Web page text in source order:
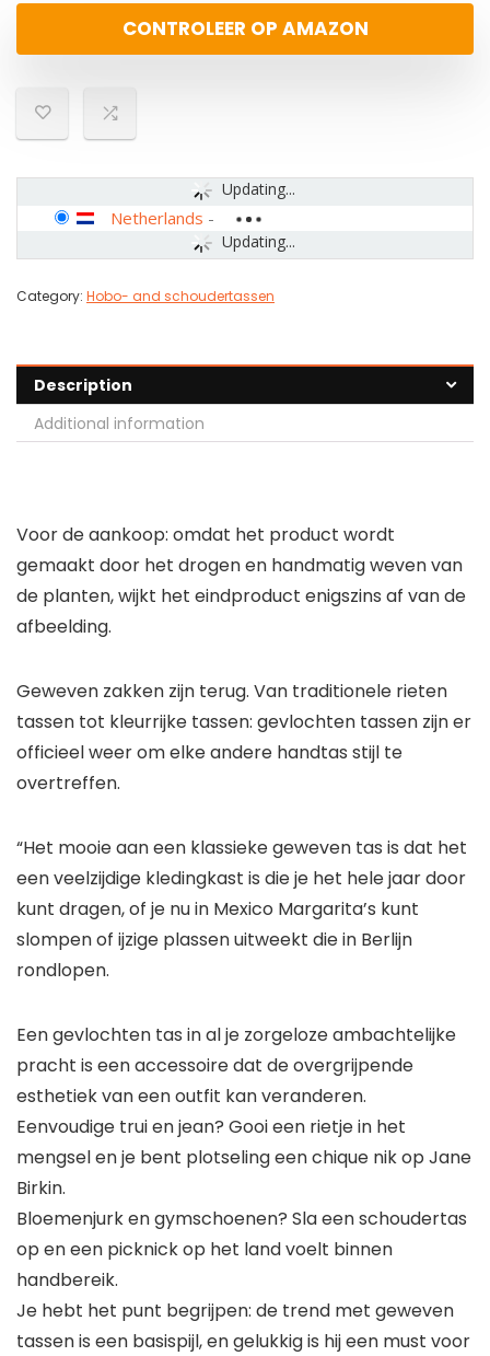
CONTROLEER OP AMAZON
Updating...
Updating...
Netherlands -
Category: Hobo- and schoudertassen
Description
Additional information
Voor de aankoop: omdat het product wordt
gemaakt door het drogen en handmatig weven van
de planten, wijkt het eindproduct enigszins af van de
afbeelding.
Geweven zakken zijn terug. Van traditionele rieten
tassen tot kleurrijke tassen: gevlochten tassen zijn er
officieel weer om elke andere handtas stijl te
overtreffen.
“Het mooie aan een klassieke geweven tas is dat het
een veelzijdige kledingkast is die je het hele jaar door
kunt dragen, of je nu in Mexico Margarita’s kunt
slompen of ijzige plassen uitweekt die in Berlijn
rondlopen.
Een gevlochten tas in al je zorgeloze ambachtelijke
pracht is een accessoire dat de overgrijpende
esthetiek van een outfit kan veranderen.
Eenvoudige trui en jean? Gooi een rietje in het
mengsel en je bent plotseling een chique nik op Jane
Birkin.
Bloemenjurk en gymschoenen? Sla een schoudertas
op en een picknick op het land voelt binnen
handbereik.
Je hebt het punt begrijpen: de trend met geweven
tassen is een basispijl, en gelukkig is hij een must voor